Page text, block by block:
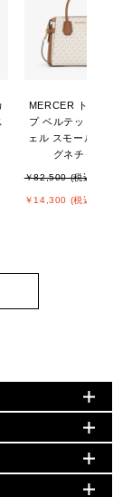
MERCER トップジッ
プ ベルテッド サッチ
ェル スモール - MKシ
グネチャー
￥82,500 (税込)
￥14,300 (税込)
別価格